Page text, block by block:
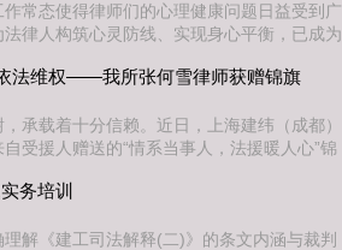
常态使得律师们的心理健康问题日益受到广
律人构筑心灵防线、实现身心平衡，已成为
活动由律所合伙人蒋天庆律师担任分享嘉
力学的前沿视角，为现场同仁带来一场跨越
法维权——我所张何雪律师获赠锦旗
承载着十分信赖。近日，上海建纬（成都）
受援人赠送的“情系当事人，法援暖人心”锦
影。案件回溯：维权遇阻，法援及时雨2026
武侯区法律援助中心紧急指派，承办一起工
务培训
解《建工司法解释(二)》的条文内涵与裁判